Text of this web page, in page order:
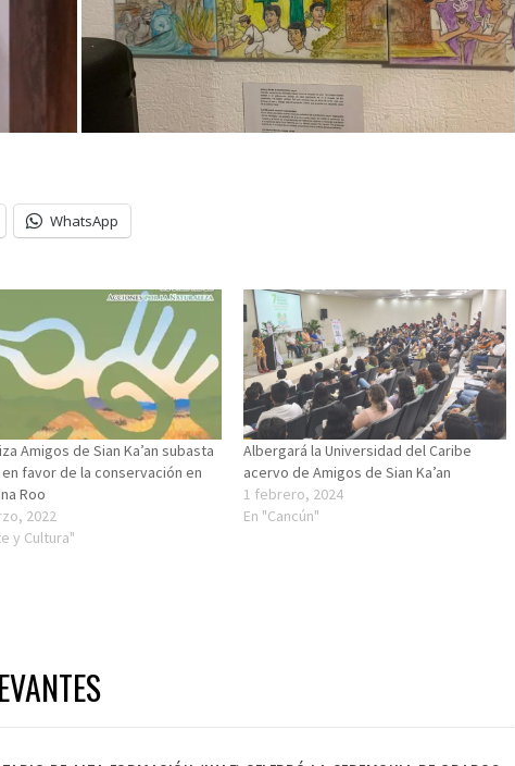
WhatsApp
Amigos de Sian Ka’an subasta
favor de la conservación en
Roo
2022
y Cultura"
Albergará la Universidad del Caribe
acervo de Amigos de Sian Ka’an
1 febrero, 2024
En "Cancún"